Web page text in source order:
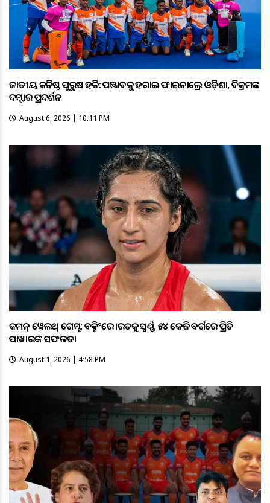
ଜାତୀୟ କନିଷ୍ଠ ପୁରୁଷ ହକି: ପଞ୍ଜାବକୁ ହରାଇ ଫାଇନାଲ୍ରେ ଓଡ଼ିଶା, ବିକ୍ରମଙ୍କ
ଦମ୍ଦାର ପ୍ରଦର୍ଶନ
August 6, 2026 | 10:11 PM
କମନ୍ ୱେଲଥ୍ ଗେମ୍ସ: ବକ୍ସିଂରେ ଭାରତକୁ ସ୍ବର୍ଣ୍ଣ, ୫୪ କେଜି ବର୍ଗରେ ପ୍ରିତି
ପାୱାରଙ୍କ ସଫଳତା
August 1, 2026 | 4:58 PM